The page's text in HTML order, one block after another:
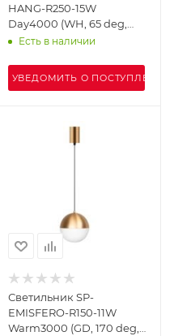
HANG-R250-15W
Day4000 (WH, 65 deg,
230V) (Arlight, IP20
Есть в наличии
УВЕДОМИТЬ О ПОСТУПЛЕНИИ
Светильник SP-
EMISFERO-R150-11W
Warm3000 (GD, 170 deg,